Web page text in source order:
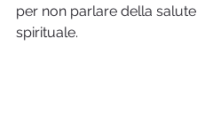
per non parlare della
spirituale.